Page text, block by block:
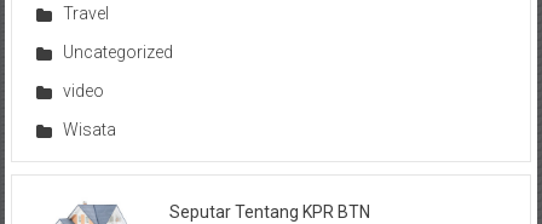
Travel
Uncategorized
video
Wisata
Seputar Tentang KPR BTN